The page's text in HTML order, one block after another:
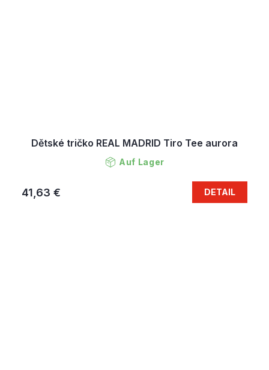
Dětské tričko REAL MADRID Tiro Tee aurora
Auf Lager
41,63 € DETAIL